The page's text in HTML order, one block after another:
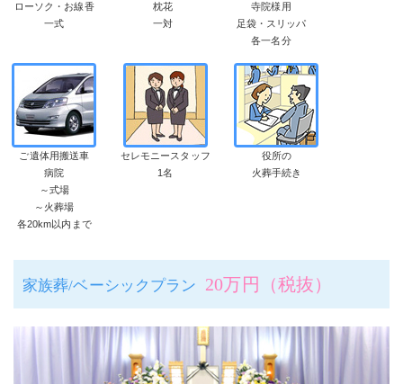
ローソク・お線香
一式
枕花
一対
寺院様用
足袋・スリッパ
各一名分
ご遺体用搬送車
病院
～式場
～火葬場
各20km以内まで
セレモニースタッフ
1名
役所の
火葬手続き
家族葬/ベーシックプラン 20万円（税抜）